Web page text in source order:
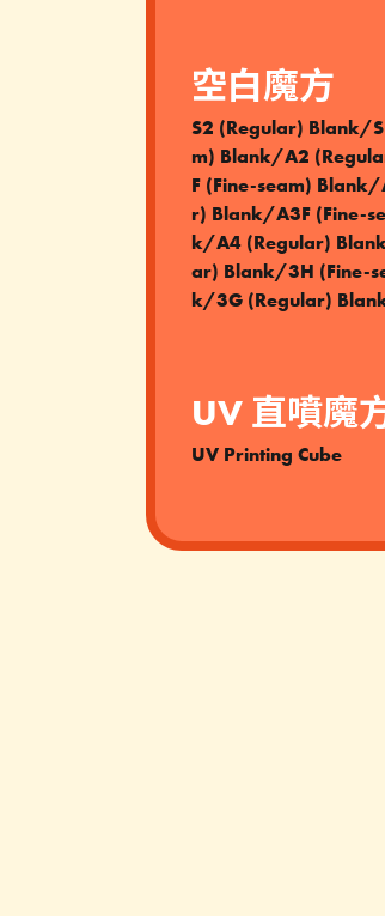
空白魔方
S2 (Regular) Blank/
m) Blank/A2
F (Fine-seam)
r) Blank/A3F (Fine-
k/A4 (Regular)
ar) Blank/3H (Fine-
k/3G (Regular)
UV 直噴魔
UV Printing Cube